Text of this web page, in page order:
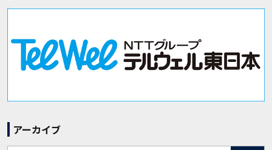
アーカイブ